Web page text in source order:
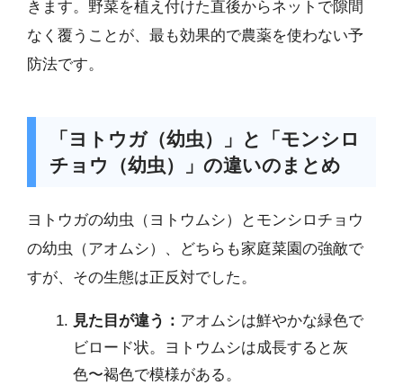
きます。野菜を植え付けた直後からネットで隙間
なく覆うことが、最も効果的で農薬を使わない予
防法です。
「ヨトウガ（幼虫）」と「モンシロ
チョウ（幼虫）」の違いのまとめ
ヨトウガの幼虫（ヨトウムシ）とモンシロチョウ
の幼虫（アオムシ）、どちらも家庭菜園の強敵で
すが、その生態は正反対でした。
見た目が違う： アオムシは鮮やかな緑色で
ビロード状。ヨトウムシは成長すると灰
色〜褐色で模様がある。